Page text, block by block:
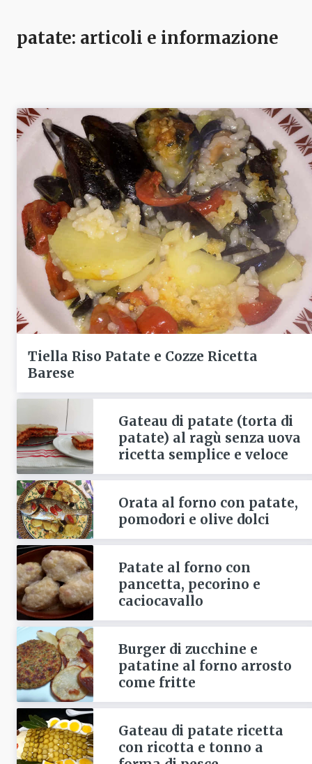
patate: articoli e informazione
Tiella Riso Patate e Cozze Ricetta
Barese
Gateau di patate (torta di
patate) al ragù senza uova
ricetta semplice e veloce
Orata al forno con patate,
pomodori e olive dolci
Patate al forno con
pancetta, pecorino e
caciocavallo
Burger di zucchine e
patatine al forno arrosto
come fritte
Gateau di patate ricetta
con ricotta e tonno a